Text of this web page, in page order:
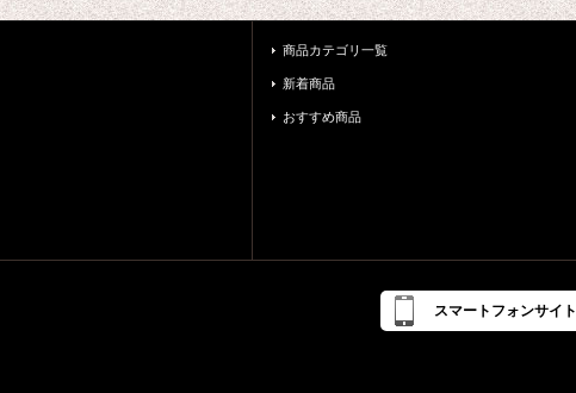
商品カテゴリ一覧
新着商品
おすすめ商品
スマートフォンサイト